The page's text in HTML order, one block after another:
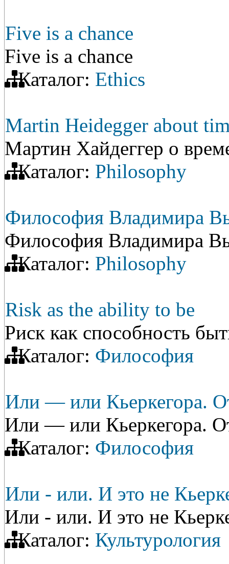
Five is a chance
Five is a chance
Каталог: Ethics
Martin Heidegger about
Мартин Хайдеггер о
Каталог: Philosophy
Философия Владимира
Философия Владимира
Каталог: Philosophy
Risk as the ability to be
Риск как способность
Каталог: Философия
Или — или Кьеркегора.
Или — или Кьеркегора.
Каталог: Философия
Или - или. И это не
Или - или. И это не
Каталог: Культурология